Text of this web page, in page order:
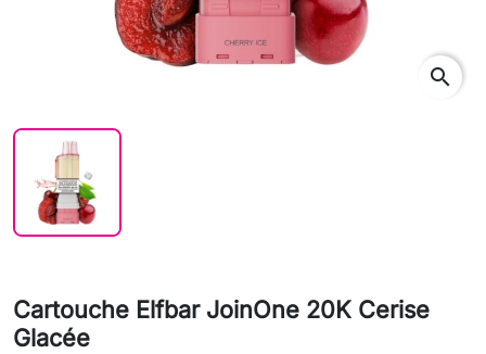
search
Cartouche Elfbar JoinOne 20K Cerise
Glacée